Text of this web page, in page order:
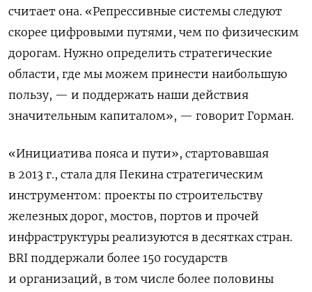
считает она. «Репрессивные системы следуют
скорее цифровыми путями, чем по физическим
дорогам. Нужно определить стратегические
области, где мы можем принести наибольшую
пользу, — и поддержать наши действия
значительным капиталом», — говорит Горман.
«Инициатива пояса и пути», стартовавшая
в 2013 г., стала для Пекина стратегическим
инструментом: проекты по строительству
железных дорог, мостов, портов и прочей
инфраструктуры реализуются в десятках стран.
BRI поддержали более 150 государств
и организаций, в том числе более половины